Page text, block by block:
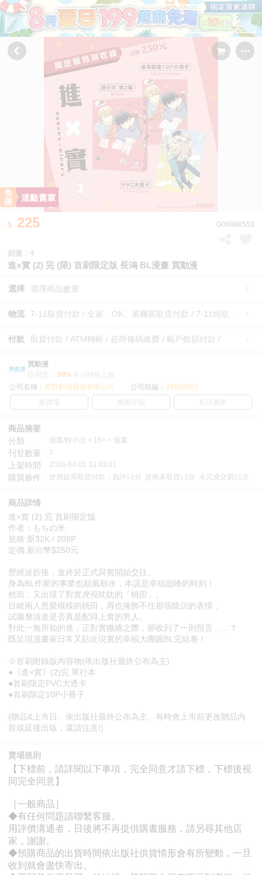
225 G06988553
銷量 : 4
進×實 (2) 完 (限) 首刷限定版 長鴻 BL漫畫 買動漫
選擇 選擇商品數量
物流
付款 取貨付款 / ATM轉帳 / 超商條碼繳費 / 帳戶餘額付款 /
買動漫
信用度：
99% 9 小時前上線
公司名稱： 買對動漫股份有限公司 公司統編： 24553282
逛賣場
賣家介紹 私訊賣家
商品摘要
分類
漫畫/輕小說 > 18+ > 漫畫
刊登數量 1
上架時間 2026-04-01 13:43:01
購買條件 使用超商取貨付款：負評≦1分 超商未取貨≦1次 未完成交易≦1次
商品詳情
進×實 (2) 完 首刷限定版
作者：もちの米
規格:新32K / 208P
定價:新台幣$250元
歷經波折後，進終於正式與實開始交往。
身為BL作家的事業也順風順水，本該是幸福巔峰的時刻！
然而，又出現了對實虎視眈眈的「桃田」。
目睹兩人恩愛模樣的桃田，再也掩飾不住那張陰沉的表情，
試圖釐清進是否真是配得上實的男人。
對此一無所知的進，正對實撒嬌之際，卻收到了一則預言……？
既呈現漫畫家日常又貼近現實的幸福大團圓BL完結卷！
※首刷附錄版內容物(依出版社最終公布為主)
●《進×實》(2)完 單行本
●首刷限定PVC大透卡
●首刷限定10P小冊子
(贈品&上市日、依出版社最終公布為主。有時會上市前更改贈品內
容或延後出版，還請注意!)
賣場規則